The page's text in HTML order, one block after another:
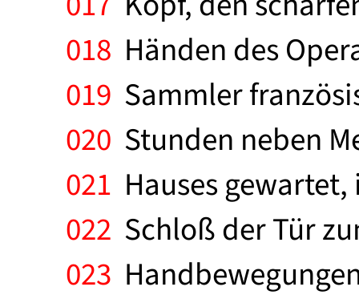
018 Händen des
019 Sammler
020 Stunden neben
021 Hauses
022 Schloß der Tür
023